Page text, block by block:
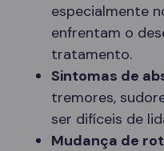
especialmente
enfrentam o
tratamento.
Sintomas de
tremores,
ser difíceis de
Mudança de